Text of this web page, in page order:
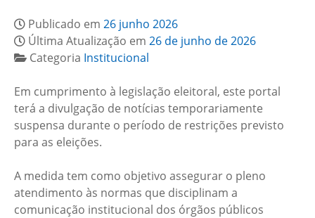
Publicado em 26 junho 2026
Última Atualização em 26 de junho de 2026
Categoria Institucional
Em cumprimento à legislação eleitoral, este portal
terá a divulgação de notícias temporariamente
suspensa durante o período de restrições previsto
para as eleições.
A medida tem como objetivo assegurar o pleno
atendimento às normas que disciplinam a
comunicação institucional dos órgãos públicos